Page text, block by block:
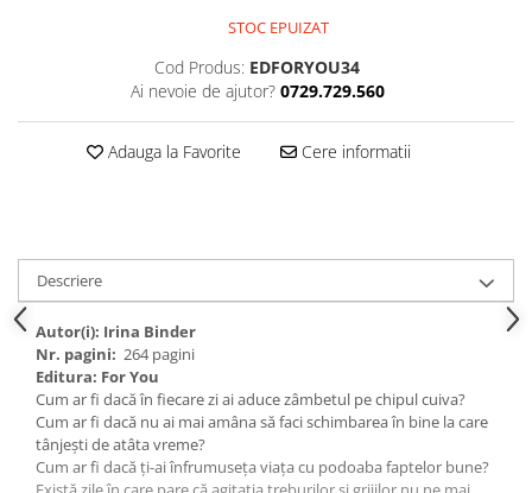
STOC EPUIZAT
Cod Produs: EDFORYOU34
Ai nevoie de ajutor? 0729.729.560
Adauga la Favorite Cere informatii
Descriere
Autor(i): Irina Binder
Nr. pagini: 264 pagini
Editura: For You
Cum ar fi dacă în fiecare zi ai aduce zâmbetul pe chipul cuiva?
Cum ar fi dacă nu ai mai amâna să faci schimbarea în bine la care
tânjești de atâta vreme?
Cum ar fi dacă ți-ai înfrumuseța viața cu podoaba faptelor bune?